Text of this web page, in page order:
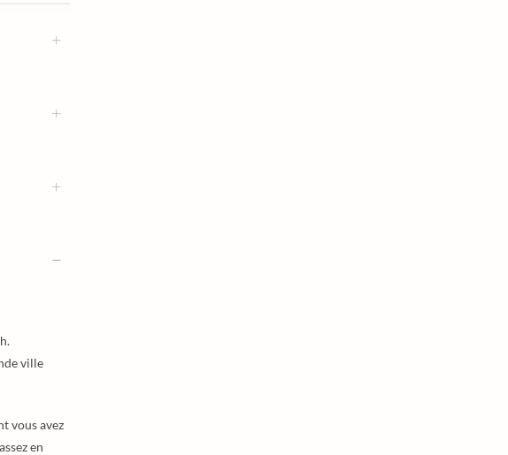
ville
vous avez
en